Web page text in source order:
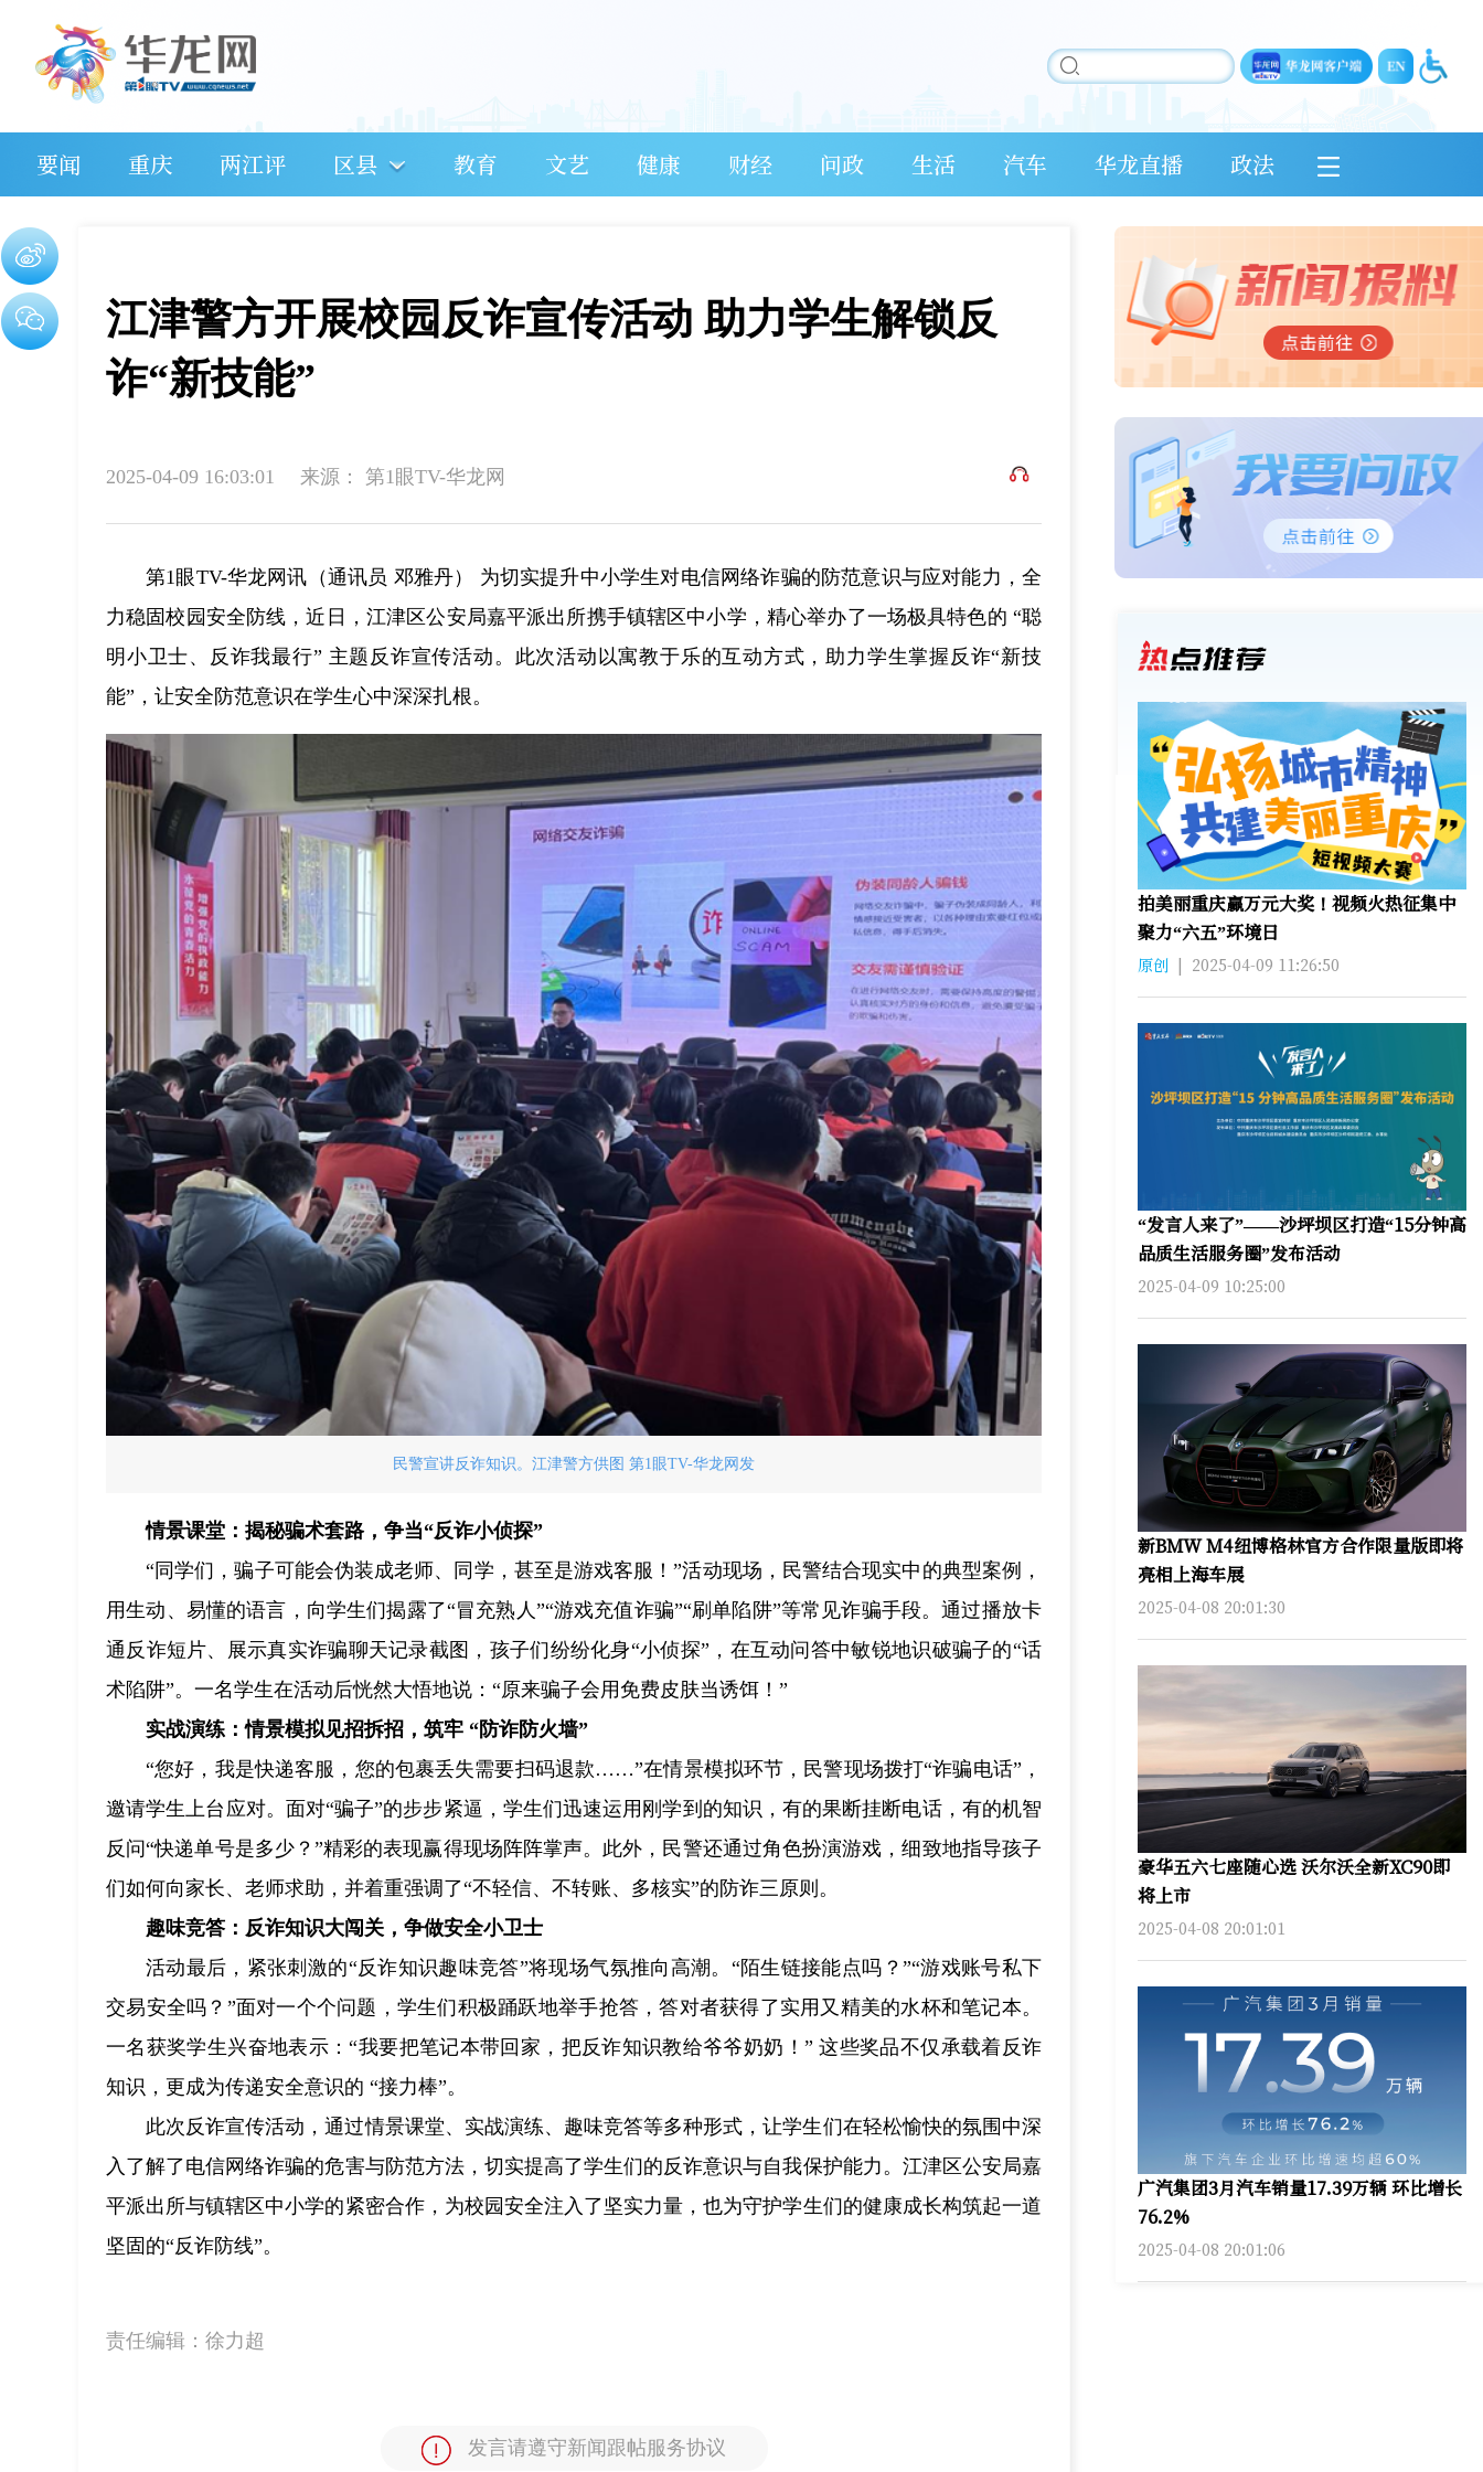
要闻 重庆 两江评 区县 教育 文艺 健康 财经 问政 生活 汽车 华龙直播 政法
江津警方开展校园反诈宣传活动 助力学生解锁反
诈“新技能”​
2025-04-09 16:03:01 来源： 第1眼TV-华龙网
第1眼TV-华龙网讯（通讯员 邓雅丹） 为切实提升中小学生对电信网络诈骗的防范意识与应对能力，全
力稳固校园安全防线，近日，江津区公安局嘉平派出所携手镇辖区中小学，精心举办了一场极具特色的 “聪
明小卫士、反诈我最行” 主题反诈宣传活动。此次活动以寓教于乐的互动方式，助力学生掌握反诈“新技
能”，让安全防范意识在学生心中深深扎根。
民警宣讲反诈知识。江津警方供图 第1眼TV-华龙网发
情景课堂：揭秘骗术套路，争当“反诈小侦探”​
“同学们，骗子可能会伪装成老师、同学，甚至是游戏客服！”活动现场，民警结合现实中的典型案例，
用生动、易懂的语言，向学生们揭露了“冒充熟人”“游戏充值诈骗”“刷单陷阱”等常见诈骗手段。通过播放卡
通反诈短片、展示真实诈骗聊天记录截图，孩子们纷纷化身“小侦探”，在互动问答中敏锐地识破骗子的“话
术陷阱”。一名学生在活动后恍然大悟地说：“原来骗子会用免费皮肤当诱饵！”
实战演练：情景模拟见招拆招，筑牢 “防诈防火墙”​
“您好，我是快递客服，您的包裹丢失需要扫码退款……”在情景模拟环节，民警现场拨打“诈骗电话”，
邀请学生上台应对。面对“骗子”的步步紧逼，学生们迅速运用刚学到的知识，有的果断挂断电话，有的机智
反问“快递单号是多少？”精彩的表现赢得现场阵阵掌声。此外，民警还通过角色扮演游戏，细致地指导孩子
们如何向家长、老师求助，并着重强调了“不轻信、不转账、多核实”的防诈三原则。​
趣味竞答：反诈知识大闯关，争做安全小卫士​
活动最后，紧张刺激的“反诈知识趣味竞答”将现场气氛推向高潮。“陌生链接能点吗？”“游戏账号私下
交易安全吗？”面对一个个问题，学生们积极踊跃地举手抢答，答对者获得了实用又精美的水杯和笔记本。
一名获奖学生兴奋地表示：“我要把笔记本带回家，把反诈知识教给爷爷奶奶！” 这些奖品不仅承载着反诈
知识，更成为传递安全意识的 “接力棒”。​
此次反诈宣传活动，通过情景课堂、实战演练、趣味竞答等多种形式，让学生们在轻松愉快的氛围中深
入了解了电信网络诈骗的危害与防范方法，切实提高了学生们的反诈意识与自我保护能力。江津区公安局嘉
平派出所与镇辖区中小学的紧密合作，为校园安全注入了坚实力量，也为守护学生们的健康成长构筑起一道
坚固的“反诈防线”。
责任编辑： 徐力超
发言请遵守新闻跟帖服务协议
拍美丽重庆赢万元大奖！视频火热征集中
聚力“六五”环境日
原创 | 2025-04-09 11:26:50
“发言人来了”——沙坪坝区打造“15分钟高
品质生活服务圈”发布活动
2025-04-09 10:25:00
新BMW M4纽博格林官方合作限量版即将
亮相上海车展
2025-04-08 20:01:30
豪华五六七座随心选 沃尔沃全新XC90即
将上市
2025-04-08 20:01:01
广汽集团3月汽车销量17.39万辆 环比增长
76.2%
2025-04-08 20:01:06